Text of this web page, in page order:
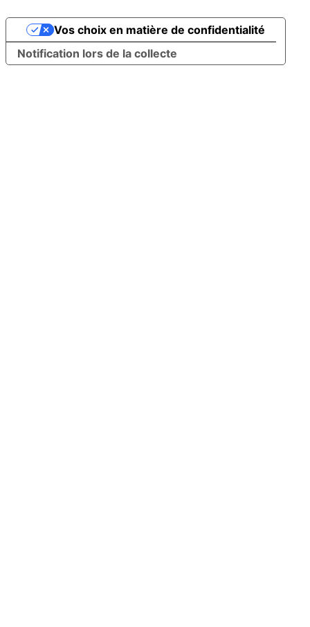
Notification lors de la collecte
Vos choix en matière de confidentialité